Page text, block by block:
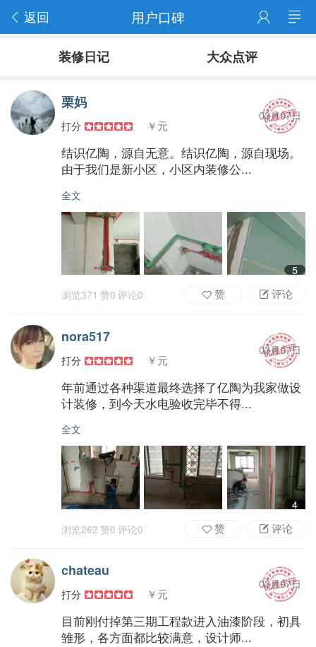
返回 用户口碑
装修日记 大众点评
栗妈
打分 ￥元
03月07日
结识亿陶，源自无意。结识亿陶，源自现场。
由于我们是新小区，小区内装修公...
全文
5
浏览371 赞0 评论0 评论
赞
nora517
打分 ￥元
03月07日
年前通过各种渠道最终选择了亿陶为我家做设
计装修，到今天水电验收完毕不得...
全文
4
浏览262 赞0 评论0 评论
赞
chateau
打分 ￥元
03月07日
目前刚付掉第三期工程款进入油漆阶段，初具
雏形，各方面都比较满意，设计师...